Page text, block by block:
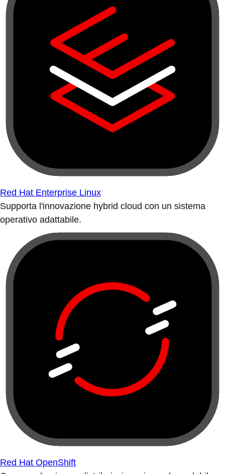
Red Hat Enterprise Linux
Supporta l'innovazione hybrid cloud con un sistema
operativo adattabile.
Red Hat OpenShift